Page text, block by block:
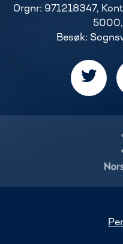
Orgnr: 971218347,
Besøk: